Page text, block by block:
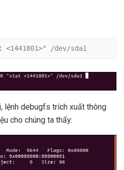
/dev/sda1
lệnh debugfs trích xuất thông
cho chúng ta thấy: